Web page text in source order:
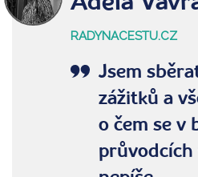
RADYNACESTU.CZ
Jsem
zážitků a
o čem se v
průvodcích